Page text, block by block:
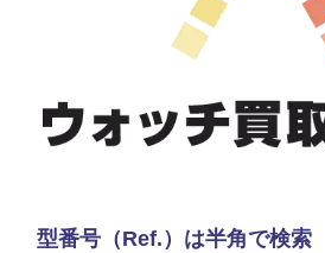
型番号（Ref.）は半角で検索